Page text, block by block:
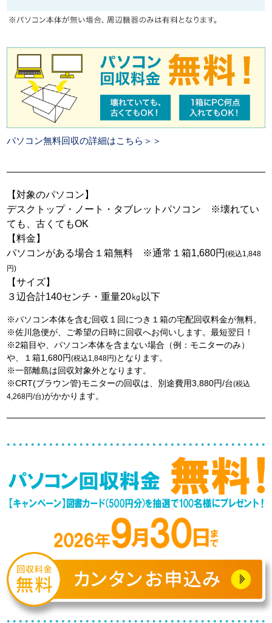
パソコン無料回収の詳細はこちら＞＞
【対象のパソコン】
デスクトップ・ノート・タブレットパソコン ※壊れてい
ても、古くてもOK
【料金】
パソコンがある場合１箱無料 ※通常１箱1,680円(税込1,848
円)
【サイズ】
３辺合計140センチ・重量20㎏以下
※パソコン本体を含む回収１回につき１箱の宅配回収料金が無料。
※佐川急便が、ご希望の日時に回収へお伺いします。最短翌日！
※2箱目や、パソコン本体を含まない場合（例：モニターのみ）
や、１箱1,680円(税込1,848円)となります。
※一部離島は回収対象外となります。
※CRT(ブラウン管)モニターの回収は、別途費用3,880円/台(税込
4,268円/台)がかかります。